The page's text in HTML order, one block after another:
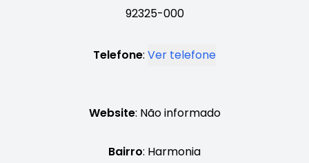
92325-000
Telefone: Ver telefone
Website: Não informado
Bairro: Harmonia